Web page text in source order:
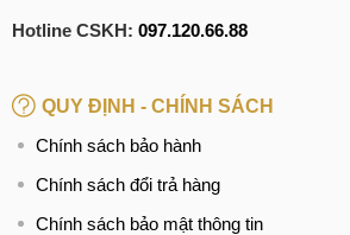
Hotline CSKH: 097.120.66.88
QUY ĐỊNH - CHÍNH SÁCH
Chính sách bảo hành
Chính sách đổi trả hàng
Chính sách bảo mật thông tin